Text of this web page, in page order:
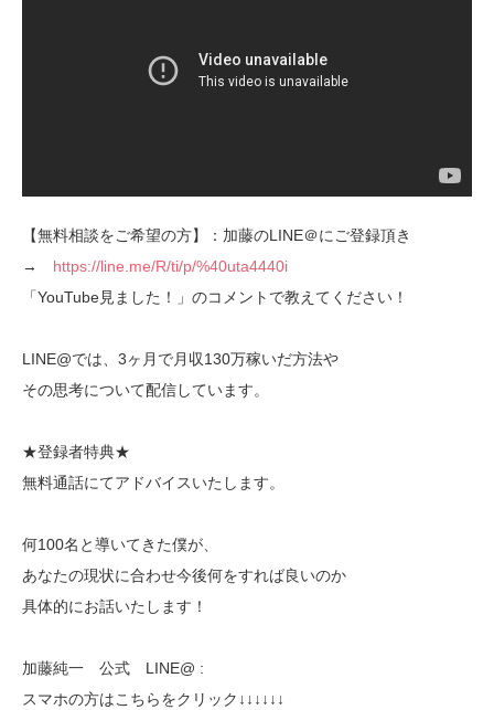
【無料相談をご希望の方】：加藤のLINE＠にご登録頂き
→ https://line.me/R/ti/p/%40uta4440i
「YouTube見ました！」のコメントで教えてください！
LINE@では、3ヶ月で月収130万稼いだ方法や
その思考について配信しています。
★登録者特典★
無料通話にてアドバイスいたします。
何100名と導いてきた僕が、
あなたの現状に合わせ今後何をすれば良いのか
具体的にお話いたします！
加藤純一 公式 LINE@ :
スマホの方はこちらをクリック↓↓↓↓↓↓